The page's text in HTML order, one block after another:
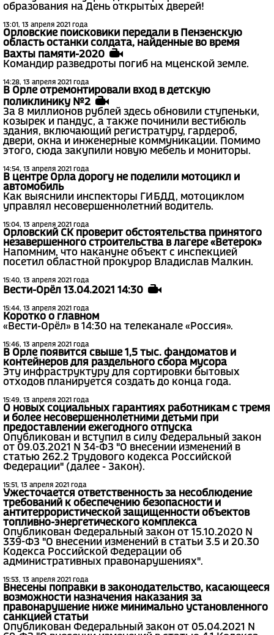
образования на День открытых дверей!
13:01, 13 апреля 2021 года
Орловские поисковики передали в Пензенскую
область останки солдата, найденные во время
Вахты памяти-2020
Командир разведроты погиб на мценской земле.
14:28, 13 апреля 2021 года
В Орле отремонтировали вход в детскую
поликлинику №2
За 8 миллионов рублей здесь обновили ступеньки,
козырек и пандус, а также починили вестибюль
здания, включающий регистратуру, гардероб,
двери, окна и инженерные коммуникации. Помимо
этого, сюда закупили новую мебель и мониторы.
14:54, 13 апреля 2021 года
В центре Орла дорогу не поделили мотоцикл и
автомобиль
Как выяснили инспекторы ГИБДД, мотоциклом
управлял несовершеннолетний водитель.
15:04, 13 апреля 2021 года
Орловский СК проверит обстоятельства принятого
незавершенного строительства в лагере «Ветерок»
Напомним, что накануне объект с инспекцией
посетил областной прокурор Владислав Малкин.
15:40, 13 апреля 2021 года
Вести-Орёл 13.04.2021 14:30
15:44, 13 апреля 2021 года
Коротко о главном
«Вести-Орёл» в 14:30 на телеканале «Россия».
15:46, 13 апреля 2021 года
В Орле появится свыше 1,5 тыс. фандоматов и
контейнеров для раздельного сбора мусора
Эту инфраструктуру для сортировки бытовых
отходов планируется создать до конца года.
15:49, 13 апреля 2021 года
О новых социальных гарантиях работникам с тремя
и более несовершеннолетними детьми при
предоставлении ежегодного отпуска
Опубликован и вступил в силу Федеральный закон
от 09.03.2021 N 34-ФЗ "О внесении изменений в
статью 262.2 Трудового кодекса Российской
Федерации" (далее - Закон).
15:51, 13 апреля 2021 года
Ужесточается ответственность за несоблюдение
требований к обеспечению безопасности и
антитеррористической защищенности объектов
топливно-энергетического комплекса
Опубликован Федеральный закон от 15.10.2020 N
339-ФЗ "О внесении изменений в статьи 3.5 и 20.30
Кодекса Российской Федерации об
административных правонарушениях".
15:53, 13 апреля 2021 года
Внесены поправки в законодательство, касающееся
возможности назначения наказания за
правонарушение ниже минимально установленного
санкцией статьи
Опубликован Федеральный закон от 05.04.2021 N